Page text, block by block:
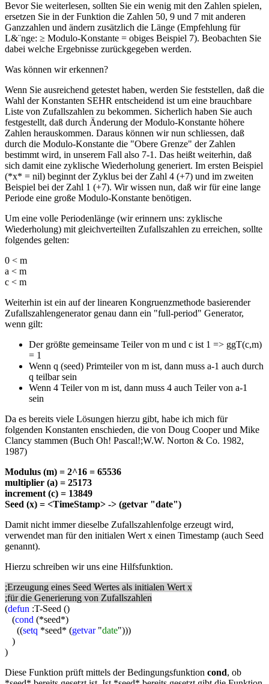
Bevor Sie weiterlesen, sollten Sie ein wenig mit den Zahlen spielen,
ersetzen Sie in der Funktion die Zahlen 50, 9 und 7 mit anderen
Ganzzahlen und ändern zusätzlich die Länge (Empfehlung für
L&¨nge: ≥ Modulo-Konstante = obiges Beispiel 7). Beobachten Sie
dabei welche Ergebnisse zurückgegeben werden.
Was können wir erkennen?
Wenn Sie ausreichend getestet haben, werden Sie feststellen, daß die
Wahl der Konstanten SEHR entscheidend ist um eine brauchbare
Liste von Zufallszahlen zu bekommen. Sicherlich haben Sie auch
festgestellt, daß durch Änderung der Modulo-Konstante höhere
Zahlen herauskommen. Daraus können wir nun schliessen, daß
durch die Modulo-Konstante die "Obere Grenze" der Zahlen
bestimmt wird, in unserem Fall also 7-1. Das heißt weiterhin, daß
sich damit eine zyklische Wiederholung generiert. Im ersten Beispiel
(*x* = nil) beginnt der Zyklus bei der Zahl 4 (+7) und im zweiten
Beispiel bei der Zahl 1 (+7). Wir wissen nun, daß wir für eine lange
Periode eine große Modulo-Konstante benötigen.
Um eine volle Periodenlänge (wir erinnern uns: zyklische
Wiederholung) mit gleichverteilten Zufallszahlen zu erreichen, sollte
folgendes gelten:
0 < m
a < m
c < m
Weiterhin ist ein auf der linearen Kongruenzmethode basierender
Zufallszahlengenerator genau dann ein "full-period" Generator,
wenn gilt:
Der größte gemeinsame Teiler von m und c ist 1 => ggT(c,m)
= 1
Wenn q (seed) Primteiler von m ist, dann muss a-1 auch durch
q teilbar sein
Wenn 4 Teiler von m ist, dann muss 4 auch Teiler von a-1
sein
Da es bereits viele Lösungen hierzu gibt, habe ich mich für
folgenden Konstanten enschieden, die von Doug Cooper und Mike
Clancy stammen (Buch Oh! Pascal!;W.W. Norton & Co. 1982,
1987)
Modulus (m) = 2^16 = 65536
multiplier (a) = 25173
increment (c) = 13849
Seed (x) = <TimeStamp> -> (getvar "date")
Damit nicht immer dieselbe Zufallszahlenfolge erzeugt wird,
verwendet man für den initialen Wert x einen Timestamp (auch Seed
genannt).
Hierzu schreiben wir uns eine Hilfsfunktion.
;Erzeugung eines Seed Wertes als initialen Wert x
;für die Generierung von Zufallszahlen
(defun :T-Seed ()
(cond (*seed*)
((setq *seed* (getvar"date")))
)
)
Diese Funktion prüft mittels der Bedingungsfunktion cond, ob